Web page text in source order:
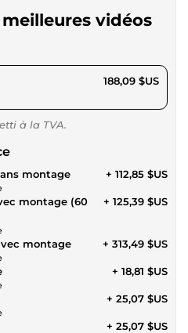
vidéos
$US 188,09 $US
à la TVA.
montage + 112,85 $US
montage (60
+ 125,39 $US
montage + 313,49 $US
+ 18,81 $US
+ 25,07 $US
+ 25,07 $US